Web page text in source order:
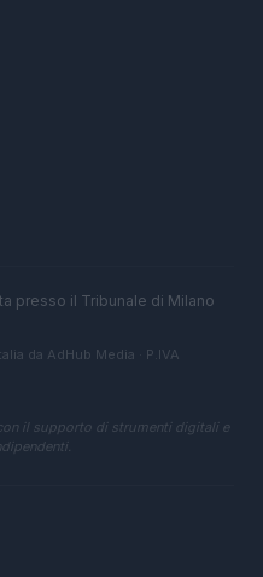
presso il Tribunale di Milano
da AdHub Media · P.IVA
il supporto di strumenti digitali e